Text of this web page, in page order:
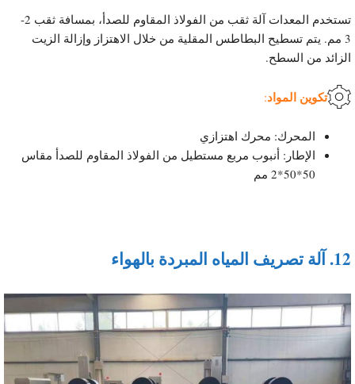
تستخدم المعدات آلة ثقب من الفولاذ المقاوم للصدأ، بمسافة ثقب 2-
3 مم. يتم تسطيح البطاطس المقلية من خلال الاهتزاز وإزالة الزيت
الزائد من السطح.
تكوين المواد:
المحرك: محرك اهتزازي
الإطار: أنبوب مربع مستطيل من الفولاذ المقاوم للصدأ مقاس
50*50*2 مم
12. آلة تصريف المياه المبردة بالهواء